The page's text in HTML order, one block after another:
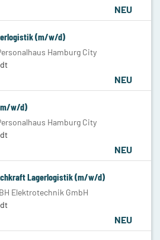
NEU
(m/w/d)
Hamburg City
NEU
w/d)
Hamburg City
NEU
Lagerlogistik (m/w/d)
Elektrotechnik GmbH
NEU